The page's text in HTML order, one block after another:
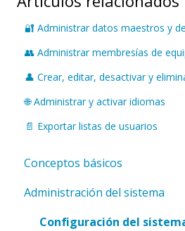
🔐 Administrar datos maestros y
👥 Administrar membresías de
👤 Crear, editar, desactivar y
🌐 Administrar y activar idiomas
📄 Exportar listas de usuarios
Conceptos básicos
Introducción a
Inicio y navegación
Administración del sistema
Configuración del